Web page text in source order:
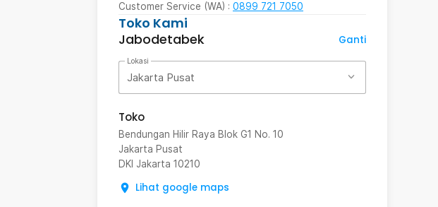
Customer Service (WA) : 0899 721 7050
Toko Kami
Jabodetabek
Ganti
Lokasi
Jakarta Pusat
Toko
Bendungan Hilir Raya Blok G1 No. 10
Jakarta Pusat
DKI Jakarta 10210
Lihat google maps